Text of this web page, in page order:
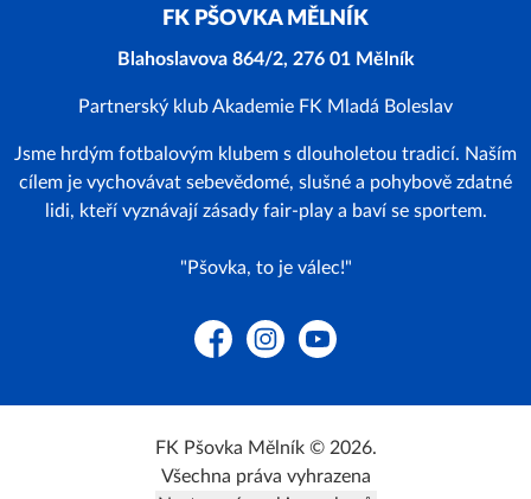
FK PŠOVKA MĚLNÍK
Blahoslavova 864/2, 276 01 Mělník
Partnerský klub Akademie FK Mladá Boleslav
Jsme hrdým fotbalovým klubem s dlouholetou tradicí. Naším
cílem je vychovávat sebevědomé, slušné a pohybově zdatné
lidi, kteří vyznávají zásady fair-play a baví se sportem.
"Pšovka, to je válec!"
FacebookInstagramYouTube
FK Pšovka Mělník © 2026.
Všechna práva vyhrazena